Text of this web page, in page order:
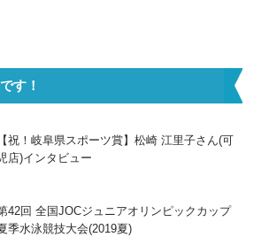
す！
【祝！岐阜県スポーツ賞】松崎 江里子さん(可
店)インタビュー
42回 全国JOCジュニアオリンピックカップ
季水泳競技大会(2019夏)